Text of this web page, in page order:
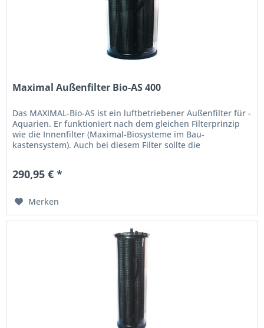
Maximal Außenfilter Bio-AS 400
Das MAXIMAL-Bio-AS ist ein luftbetriebener Außenfilter für ­
Aquarien. Er funktioniert nach dem gleichen Filterprinzip
wie die Innenfilter (Maximal-Biosysteme im Bau-
kastensystem). Auch bei diesem Filter sollte die
290,95 € *
Merken